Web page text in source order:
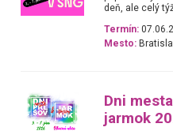
deň, ale celý
Termín:
Mesto:
Dni
jarmok